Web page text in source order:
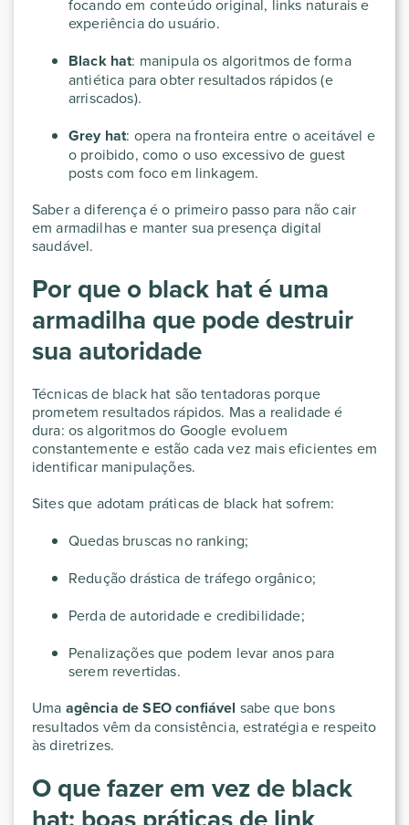
focando em conteúdo original, links naturais e
experiência do usuário.
Black hat: manipula os algoritmos de forma
antiética para obter resultados rápidos (e
arriscados).
Grey hat: opera na fronteira entre o aceitável e
o proibido, como o uso excessivo de guest
posts com foco em linkagem.
Saber a diferença é o primeiro passo para não cair
em armadilhas e manter sua presença digital
saudável.
Por que o black hat é uma
armadilha que pode destruir
sua autoridade
Técnicas de black hat são tentadoras porque
prometem resultados rápidos. Mas a realidade é
dura: os algoritmos do Google evoluem
constantemente e estão cada vez mais eficientes em
identificar manipulações.
Sites que adotam práticas de black hat sofrem:
Quedas bruscas no ranking;
Redução drástica de tráfego orgânico;
Perda de autoridade e credibilidade;
Penalizações que podem levar anos para
serem revertidas.
Uma agência de SEO confiável sabe que bons
resultados vêm da consistência, estratégia e respeito
às diretrizes.
O que fazer em vez de black